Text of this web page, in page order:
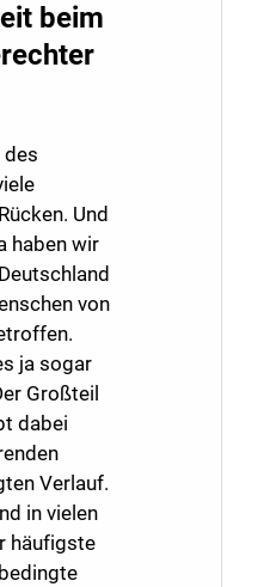
beim
des
Und
haben wir
von
ja sogar
Großteil
dabei
Verlauf.
in vielen
häufigste